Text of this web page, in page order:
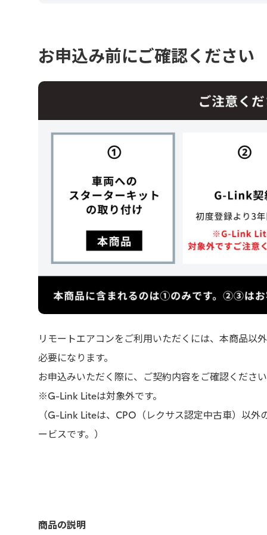
お申込み前にご確認ください
リモートエアコンをご利用いただくには、本商品以
必要になります。
お申込みいただく際に、ご契約内容をご確認くださ
※G-Link Liteは対象外です。
（G-Link Liteは、CPO（レクサス認定中古車）以
ービスです。）
商品の説明